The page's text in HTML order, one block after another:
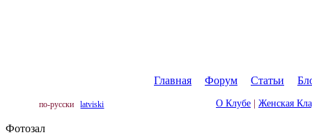
Главная Форум Статьи
по-русски latviski О Клубе Женская
Фотозал